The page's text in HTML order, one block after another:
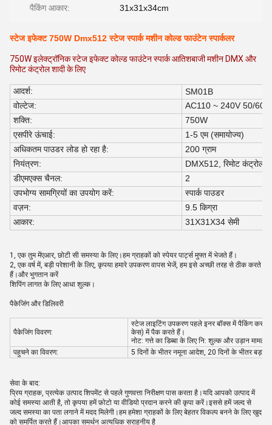
पैकिंग आकार: 31x31x34cm
स्टेज इफेक्ट 750W Dmx512 स्टेज स्पार्क मशीन कोल्ड फाउंटेन स्पार्कलर
750W इलेक्ट्रॉनिक स्टेज इफेक्ट कोल्ड फाउंटेन स्पार्क आतिशबाजी मशीन DMX और
रिमोट कंट्रोल शादी के लिए
आदर्श:
SM01B
वोल्टेज:
AC110 ~ 240V 50/
शक्ति:
750W
एसपीरेऊंचाई:
1-5 एम (समायोज्य)
अधिकतम पाउडर लोड हो रहा है:
200 ग्राम
नियंत्रण:
DMX512, रिमोट कंट्रोल
डीएमएक्स चैनल:
2
उपभोग्य सामग्रियों का उपयोग करें:
स्पार्क पाउडर
वज़न:
9.5 किग्रा
आकार:
31X31X34 सेमी
1, एक तुम मेंएआर, छोटी सी समस्या के लिए।हम ग्राहकों को स्पेयर पार्ट्स मुफ्त में भेजते हैं।
2, एक वर्ष में, बड़ी परेशानी के लिए, कृपया हमारे उपकरण वापस भेजें, हम इसे अच्छी तरह से ठीक करते
हैं।और भुगतान करें
शिपिंग लागत के लिए आधा शुल्क।
पैकेजिंग और डिलिवरी
पैकेजिंग विवरण:
स्टेज लाइटिंग उपकरण पहले इनर बॉक्स में पैकिंग करते
केस) में पैक करते हैं।
नोट: गत्ते का डिब्बा के लिए नि: शुल्क और उड़ान मामले
पहुचने का विवरण:
5 दिनों के भीतर नमूना आदेश, 20 दिनों के भीतर बड़ा
सेवा के बाद:
प्रिय ग्राहक, प्रत्येक उत्पाद शिपमेंट से पहले गुणवत्ता निरीक्षण पास करता है।यदि आपको उत्पाद में
कोई समस्या आती है, तो कृपया हमें फ़ोटो या वीडियो प्रदान करने की कृपा करें।इससे हमें जल्द से
जल्द समस्या का पता लगाने में मदद मिलेगी।हम हमेशा ग्राहकों के लिए बेहतर विकल्प बनने के लिए खुद
को समर्पित करते हैं।आपका समर्थन अत्यधिक सराहनीय है